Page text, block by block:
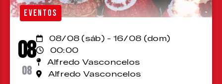
EVENTOS
08
08
08/08 (sáb) - 16/08 (dom)
00:00
Alfredo Vasconcelos
Alfredo Vasconcelos